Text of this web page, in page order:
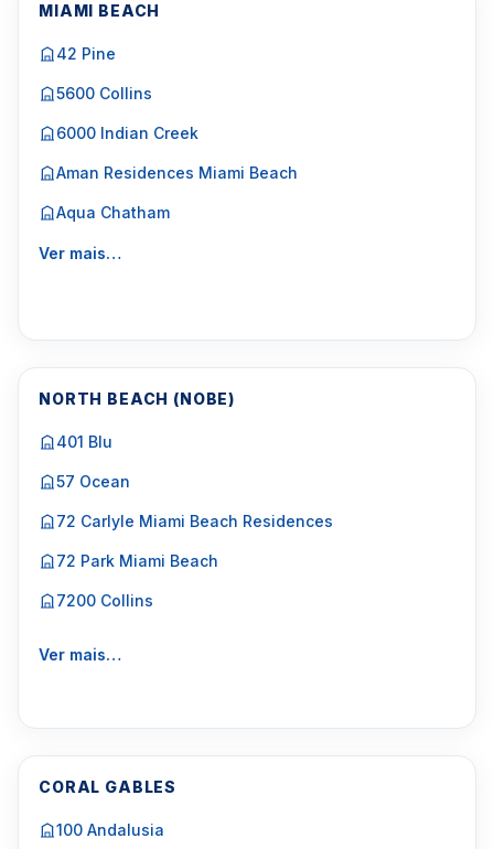
MIAMI BEACH
42 Pine
5600 Collins
6000 Indian Creek
Aman Residences Miami Beach
Aqua Chatham
Ver mais…
NORTH BEACH (NOBE)
401 Blu
57 Ocean
72 Carlyle Miami Beach Residences
72 Park Miami Beach
7200 Collins
Ver mais…
CORAL GABLES
100 Andalusia